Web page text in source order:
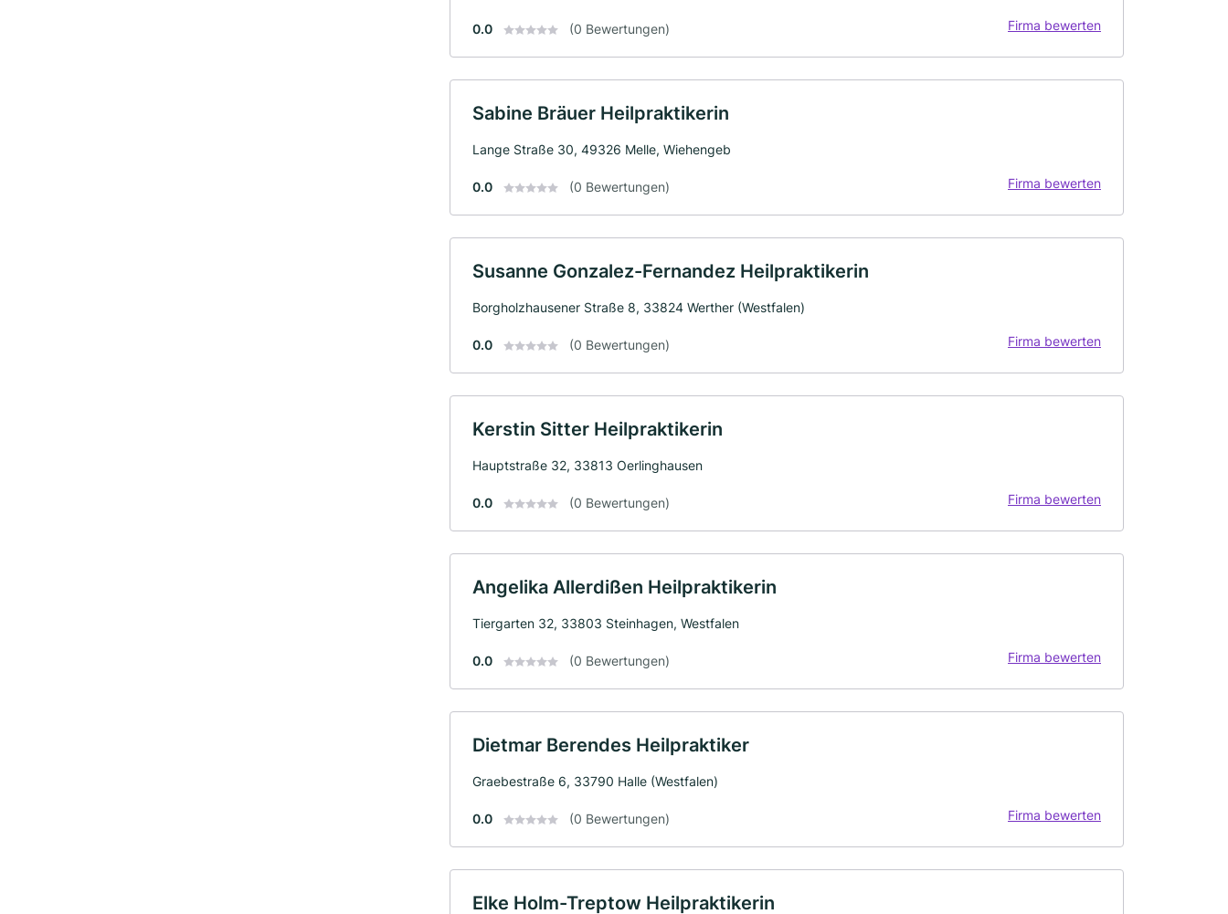
0.0 (0 Bewertungen) Firma bewerten
Sabine Bräuer Heilpraktikerin
Lange Straße 30, 49326 Melle, Wiehengeb
0.0 (0 Bewertungen) Firma bewerten
Susanne Gonzalez-Fernandez Heilpraktikerin
Borgholzhausener Straße 8, 33824 Werther (Westfalen)
0.0 (0 Bewertungen) Firma bewerten
Kerstin Sitter Heilpraktikerin
Hauptstraße 32, 33813 Oerlinghausen
0.0 (0 Bewertungen) Firma bewerten
Angelika Allerdißen Heilpraktikerin
Tiergarten 32, 33803 Steinhagen, Westfalen
0.0 (0 Bewertungen) Firma bewerten
Dietmar Berendes Heilpraktiker
Graebestraße 6, 33790 Halle (Westfalen)
0.0 (0 Bewertungen) Firma bewerten
Elke Holm-Treptow Heilpraktikerin